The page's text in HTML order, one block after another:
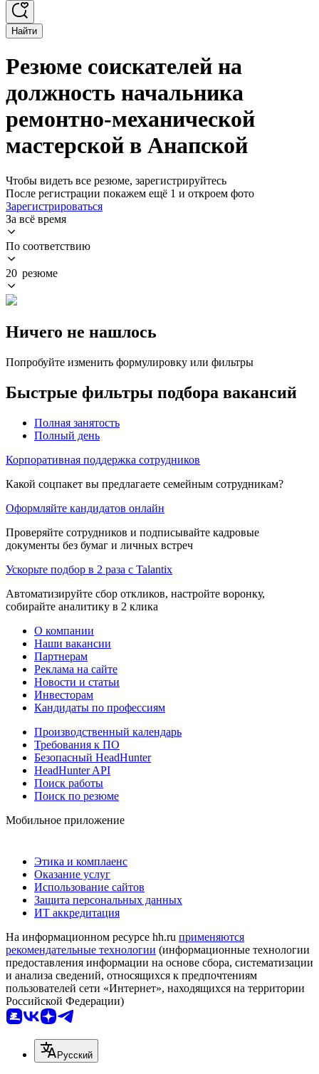
Найти
Резюме соискателей на
должность начальника
ремонтно-механической
мастерской в Анапской
Чтобы видеть все резюме, зарегистрируйтесь
После регистрации покажем ещё 1 и откроем фото
Зарегистрироваться
За всё время
По соответствию
20 резюме
Ничего не нашлось
Попробуйте изменить формулировку или фильтры
Быстрые фильтры подбора вакансий
Полная занятость
Полный день
Корпоративная поддержка сотрудников
Какой соцпакет вы предлагаете семейным сотрудникам?
Оформляйте кандидатов онлайн
Проверяйте сотрудников и подписывайте кадровые
документы без бумаг и личных встреч
Ускорьте подбор в 2 раза с Talantix
Автоматизируйте сбор откликов, настройте воронку,
собирайте аналитику в 2 клика
О компании
Наши вакансии
Партнерам
Реклама на сайте
Новости и статьи
Инвесторам
Кандидаты по профессиям
Производственный календарь
Требования к ПО
Безопасный HeadHunter
HeadHunter API
Поиск работы
Поиск по резюме
Мобильное приложение
Этика и комплаенс
Оказание услуг
Использование сайтов
Защита персональных данных
ИТ аккредитация
На информационном ресурсе hh.ru применяются
рекомендательные технологии (информационные технологии
предоставления информации на основе сбора, систематизации
и анализа сведений, относящихся к предпочтениям
пользователей сети «Интернет», находящихся на территории
Российской Федерации)
Русский